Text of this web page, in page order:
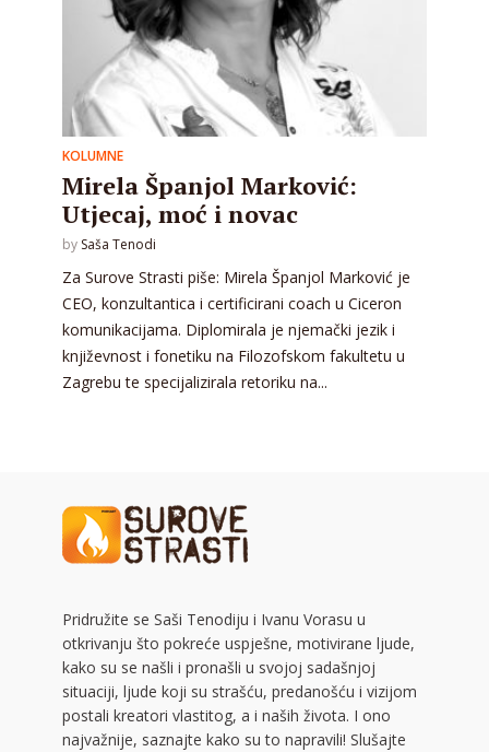
KOLUMNE
Mirela Španjol Marković:
Utjecaj, moć i novac
by Saša Tenodi
Za Surove Strasti piše: Mirela Španjol Marković je
CEO, konzultantica i certificirani coach u Ciceron
komunikacijama. Diplomirala je njemački jezik i
književnost i fonetiku na Filozofskom fakultetu u
Zagrebu te specijalizirala retoriku na...
Pridružite se Saši Tenodiju i Ivanu Vorasu u
otkrivanju što pokreće uspješne, motivirane ljude,
kako su se našli i pronašli u svojoj sadašnjoj
situaciji, ljude koji su strašću, predanošću i vizijom
postali kreatori vlastitog, a i naših života. I ono
najvažnije, saznajte kako su to napravili! Slušajte